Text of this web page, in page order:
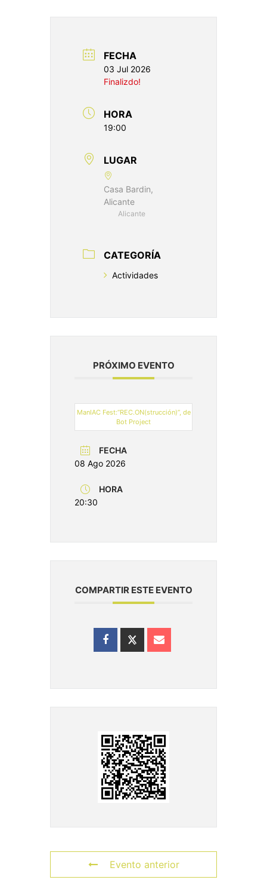
FECHA
03 Jul 2026
Finalizdo!
HORA
19:00
LUGAR
Casa Bardin,
Alicante
Alicante
CATEGORÍA
Actividades
PRÓXIMO EVENTO
ManIAC Fest:“REC.ON(strucción)”, de
Bot Project
FECHA
08 Ago 2026
HORA
20:30
COMPARTIR ESTE EVENTO
Evento anterior